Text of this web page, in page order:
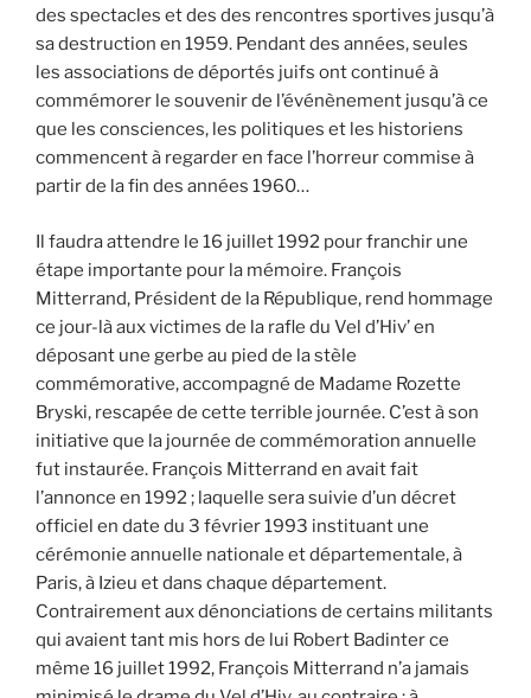
des spectacles et des des rencontres sportives jusqu’à
sa destruction en 1959. Pendant des années, seules
les associations de déportés juifs ont continué à
commémorer le souvenir de l’événènement jusqu’à ce
que les consciences, les politiques et les historiens
commencent à regarder en face l’horreur commise à
partir de la fin des années 1960…
Il faudra attendre le 16 juillet 1992 pour franchir une
étape importante pour la mémoire. François
Mitterrand, Président de la République, rend hommage
ce jour-là aux victimes de la rafle du Vel d’Hiv’ en
déposant une gerbe au pied de la stèle
commémorative, accompagné de Madame Rozette
Bryski, rescapée de cette terrible journée. C’est à son
initiative que la journée de commémoration annuelle
fut instaurée. François Mitterrand en avait fait
l’annonce en 1992 ; laquelle sera suivie d’un décret
officiel en date du 3 février 1993 instituant une
cérémonie annuelle nationale et départementale, à
Paris, à Izieu et dans chaque département.
Contrairement aux dénonciations de certains militants
qui avaient tant mis hors de lui Robert Badinter ce
même 16 juillet 1992, François Mitterrand n’a jamais